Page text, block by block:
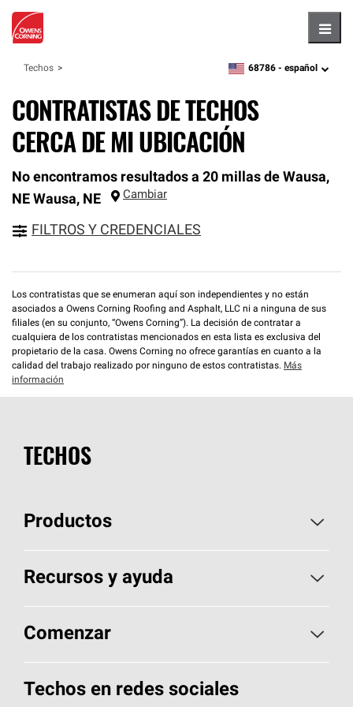
Techos zipcode,language
68786 - español
CONTRATISTAS DE TECHOS
CERCA DE MI UBICACIÓN
No encontramos resultados a 20 millas de Wausa,
NE Wausa, NE Cambiar
FILTROS Y CREDENCIALES
Los contratistas que se enumeran aquí son independientes y no están
asociados a Owens Corning Roofing and Asphalt, LLC ni a ninguna de sus
filiales (en su conjunto, “Owens Corning”). La decisión de contratar a
cualquiera de los contratistas mencionados en esta lista es exclusiva del
propietario de la casa. Owens Corning no ofrece garantías en cuanto a la
calidad del trabajo realizado por ninguno de estos contratistas. Más
información
TECHOS
Productos
Elija sus tejas
Encuentre un contratista
Componentes para techos
Recursos y ayuda
Aspectos básicos sobre techos
Herramientas de diseño y color
Comenzar
Llame al 1-800-GET-PINK®
Techos en redes sociales